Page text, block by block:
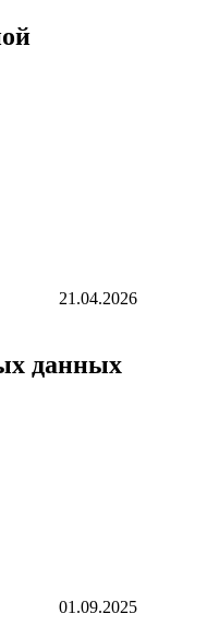
21.04.2026
данных
01.09.2025